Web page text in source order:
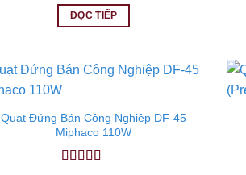
ĐỌC TIẾP
Quạt Đứng Bán Công Nghiệp DF-45
Miphaco 110W